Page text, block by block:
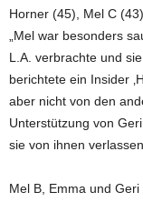
Horner (45), Mel C
„Mel war besonders
L.A. verbrachte und
berichtete ein Insider
aber nicht von den
Unterstützung von
sie von ihnen
Mel B, Emma und